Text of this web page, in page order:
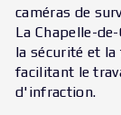
caméras de
La Chapelle-
la sécurité et
facilitant le
d'infraction.